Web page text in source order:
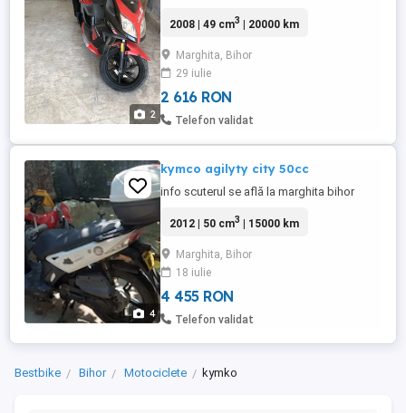
2
2008 | 49 cm3 | 20000 km
Marghita, Bihor
29 iulie
2 616 RON
Telefon validat
4
kymco agilyty city 50cc
info scuterul se află la marghita bihor
2012 | 50 cm3 | 15000 km
Marghita, Bihor
18 iulie
4 455 RON
Telefon validat
Bestbike Bihor Motociclete kymko